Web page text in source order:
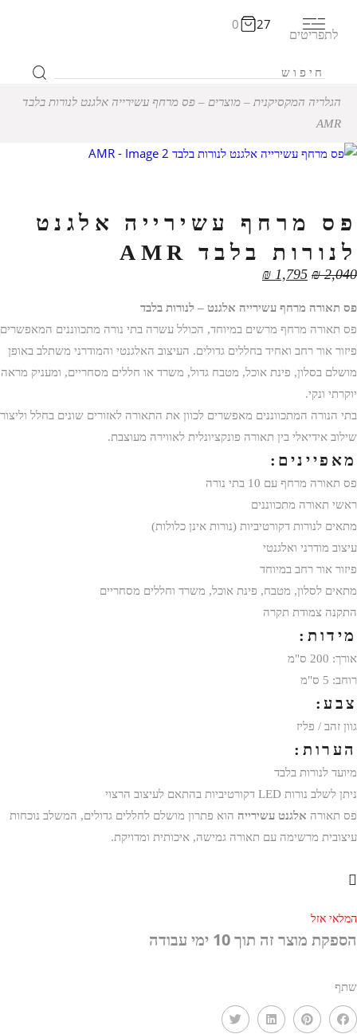
27
0
לתפריטים
הגלריה המקסיקנית ‒ מוצרים ‒ פס מרחף עשירייה אלגנט לנורות בלבד
AMR
פס מרחף עשירייה אלגנט
לנורות בלבד AMR
₪2,040
₪ 1,795
פס תאורה מרחף עשירייה אלגנט – לנורות בלבד
פס תאורה מרחף מרשים במיוחד, הכולל עשרה בתי נורה מתכווננים המאפשרים
פיזור אור רחב ואחיד בחללים גדולים. העיצוב האלגנטי והמודרני משתלב באופן
מושלם בסלון, פינת אוכל, מטבח גדול, משרד או חללים מסחריים, ומעניק מראה
יוקרתי ונקי.
בתי הנורה המתכווננים מאפשרים לכוון את התאורה לאזורים שונים בחלל וליצור
שילוב אידיאלי בין תאורה פונקציונלית לאווירה מעוצבת.
מאפיינים:
פס תאורה מרחף עם 10 בתי נורה
ראשי תאורה מתכווננים
מתאים לנורות דקורטיביות (נורות אינן כלולות)
עיצוב מודרני ואלגנטי
פיזור אור רחב במיוחד
מתאים לסלון, מטבח, פינת אוכל, משרד וחללים מסחריים
התקנה צמודת תקרה
מידות:
אורך: 200 ס"מ
רוחב: 5 ס"מ
צבע:
גוון זהב / פליז
הערות:
מיועד לנורות בלבד
ניתן לשלב נורות LED דקורטיביות בהתאם לעיצוב הרצוי
פס תאורה אלגנט עשירייה הוא פתרון מושלם לחללים גדולים, המשלב נוכחות
עיצובית מרשימה עם תאורה גמישה, איכותית ומדויקת.
המלאי אזל
הספקת מוצר זה תוך 10 ימי עבודה
שתף